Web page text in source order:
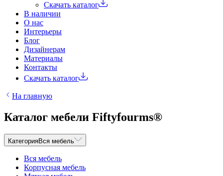
Скачать каталог
В наличии
О нас
Интерьеры
Блог
Дизайнерам
Материалы
Контакты
Скачать каталог
На главную
Каталог мебели Fiftyfourms®
КатегорияВся мебель
Вся мебель
Корпусная мебель